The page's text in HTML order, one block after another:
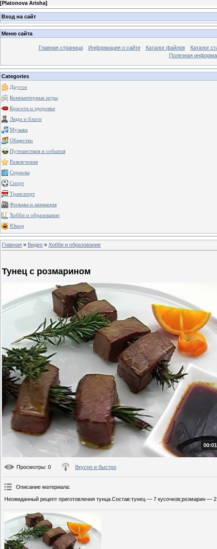
[Platonova Arisha]
Вход на сайт
Меню сайта
Главная страница Информация о сайте Каталог файлов
Каталог
Полезная
Categories
Другое
Компьютерные игры
Красота и здоровье
Люди и блоги
Музыка
Общество
Путешествия и события
Развлечения
Сериалы
Спорт
Транспорт
Фильмы и анимация
Хобби и образование
Юмор
Главная » Видео » Хобби и образование
Тунец с розмарином
Просмотры: 0 Вкусно и быстро
Описание материала:
Неожиданный рецепт приготовления тунца.Состав:тунец — 7 кусочков;розмарин —